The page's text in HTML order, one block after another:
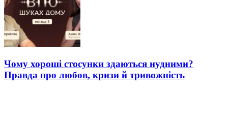
Чому хороші стосунки здаються нудними?
Правда про любов, кризи й тривожність